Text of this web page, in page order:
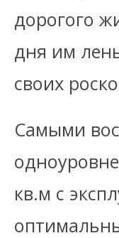
дорогого
дня им
своих
Самыми
кв.м с